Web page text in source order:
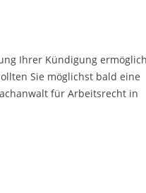
Ihrer Kündigung
Sie möglichst bald eine
für Arbeitsrecht in